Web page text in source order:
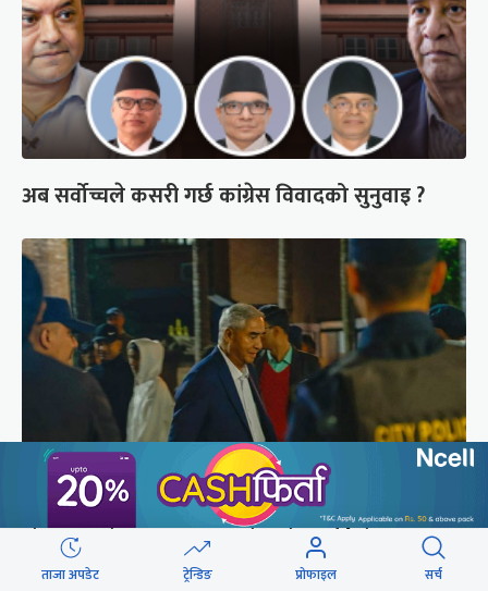
अब सर्वोच्चले कसरी गर्छ कांग्रेस विवादको सुनुवाइ ?
शेरबहादुर देउवा साउन २६ गते स्वदेश फर्किने
ताजा अपडेट ट्रेन्डिङ प्रोफाइल सर्च